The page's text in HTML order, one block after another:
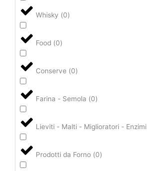
Whisky (0)
Food (0)
Conserve (0)
Farina - Semola (0)
Lieviti - Malti - Miglioratori - Enzimi
Prodotti da Forno (0)